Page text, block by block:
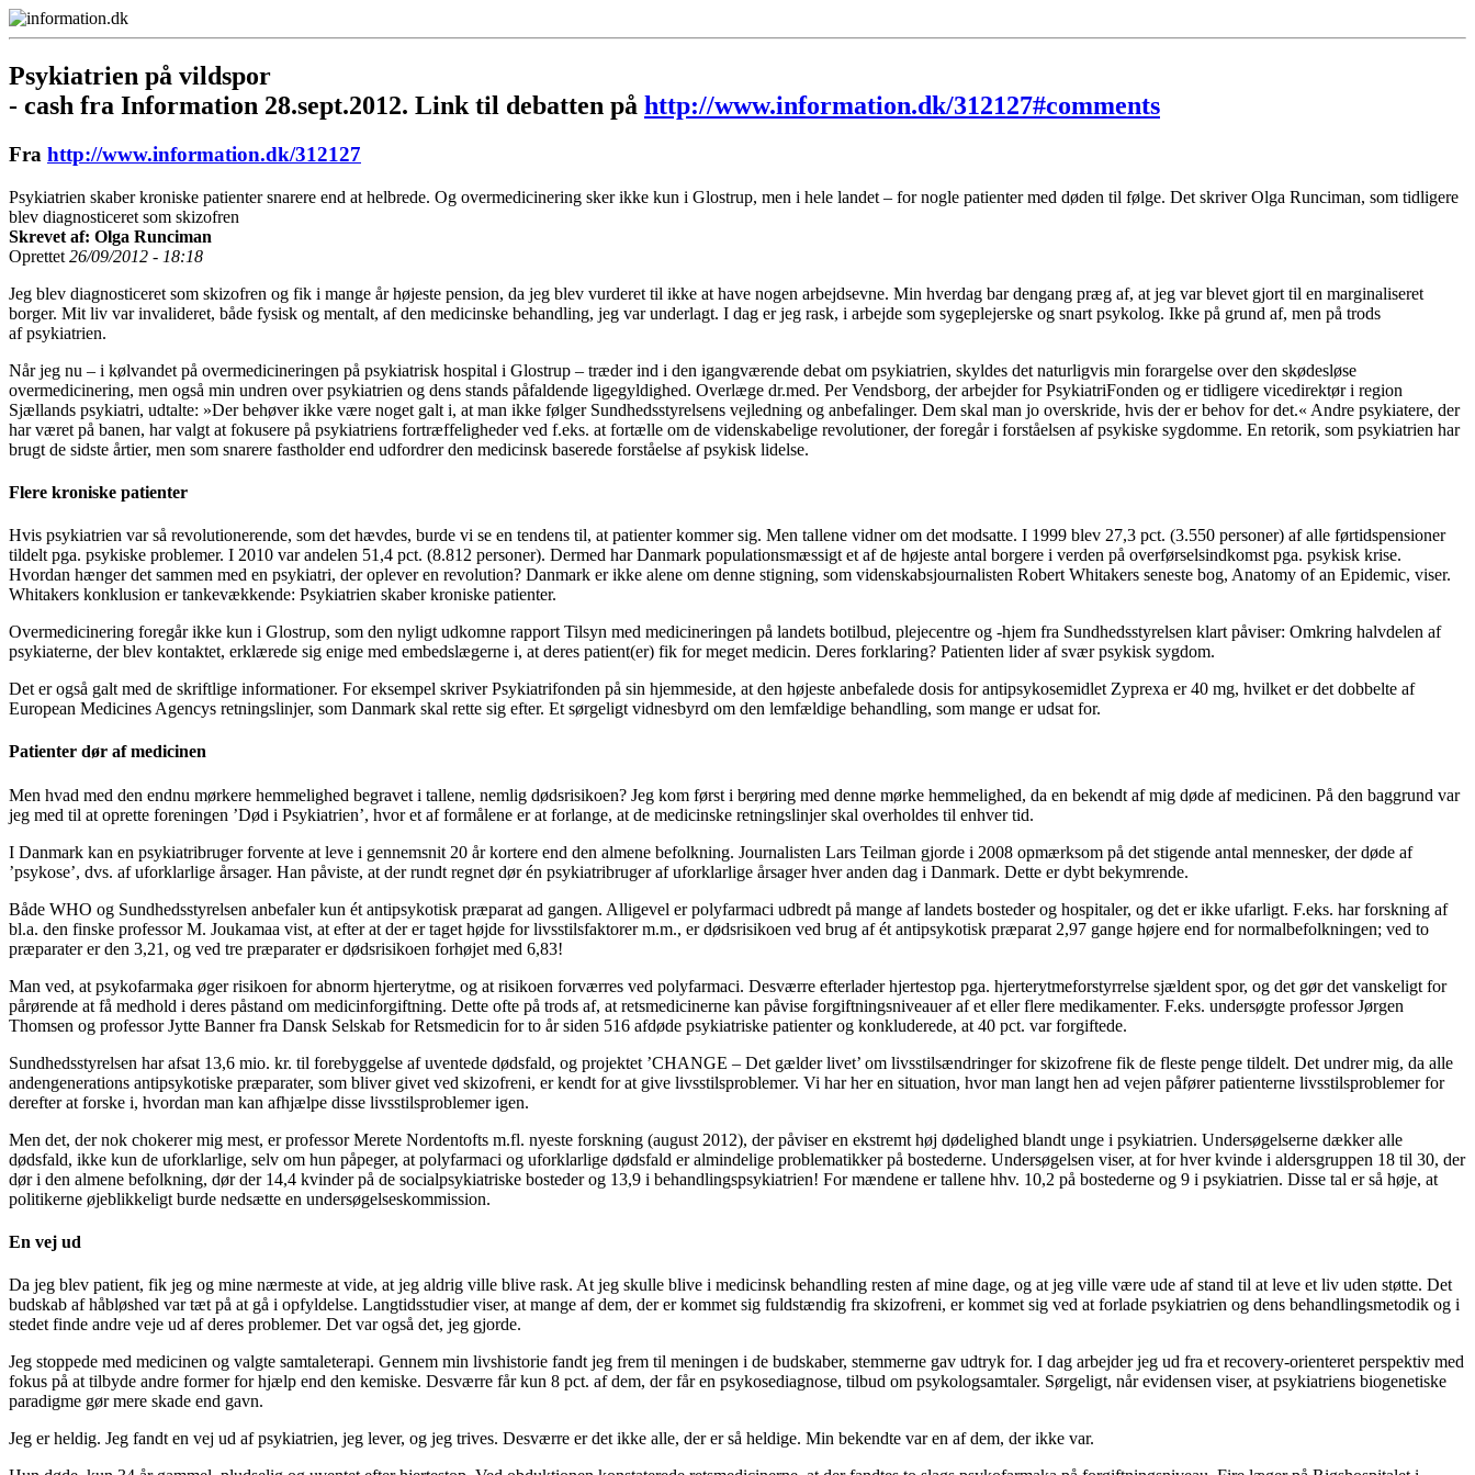
Psykiatrien på vildspor
- cash fra Information 28.sept.2012. Link til debatten på http://www.information.dk/312127#comments
Fra http://www.information.dk/312127
Psykiatrien skaber kroniske patienter snarere end at helbrede. Og overmedicinering sker ikke kun i Glostrup, men i hele landet – for nogle patienter med døden til følge. Det skriver Olga Runciman, som tidligere
blev diagnosticeret som skizofren
Skrevet af: Olga Runciman
Oprettet 26/09/2012 - 18:18
Jeg blev diagnosticeret som skizofren og fik i mange år højeste pension, da jeg blev vurderet til ikke at have nogen arbejdsevne. Min hverdag bar dengang præg af, at jeg var blevet gjort til en marginaliseret
borger. Mit liv var invalideret, både fysisk og mentalt, af den medicinske behandling, jeg var underlagt. I dag er jeg rask, i arbejde som sygeplejerske og snart psykolog. Ikke på grund af, men på trods
af psykiatrien.
Når jeg nu – i kølvandet på overmedicineringen på psykiatrisk hospital i Glostrup – træder ind i den igangværende debat om psykiatrien, skyldes det naturligvis min forargelse over den skødesløse
overmedicinering, men også min undren over psykiatrien og dens stands påfaldende ligegyldighed. Overlæge dr.med. Per Vendsborg, der arbejder for PsykiatriFonden og er tidligere vicedirektør i region
Sjællands psykiatri, udtalte: »Der behøver ikke være noget galt i, at man ikke følger Sundhedsstyrelsens vejledning og anbefalinger. Dem skal man jo overskride, hvis der er behov for det.« Andre psykiatere, der
har været på banen, har valgt at fokusere på psykiatriens fortræffeligheder ved f.eks. at fortælle om de videnskabelige revolutioner, der foregår i forståelsen af psykiske sygdomme. En retorik, som psykiatrien har
brugt de sidste årtier, men som snarere fastholder end udfordrer den medicinsk baserede forståelse af psykisk lidelse.
Flere kroniske patienter
Hvis psykiatrien var så revolutionerende, som det hævdes, burde vi se en tendens til, at patienter kommer sig. Men tallene vidner om det modsatte. I 1999 blev 27,3 pct. (3.550 personer) af alle førtidspensioner
tildelt pga. psykiske problemer. I 2010 var andelen 51,4 pct. (8.812 personer). Dermed har Danmark populationsmæssigt et af de højeste antal borgere i verden på overførselsindkomst pga. psykisk krise.
Hvordan hænger det sammen med en psykiatri, der oplever en revolution? Danmark er ikke alene om denne stigning, som videnskabsjournalisten Robert Whitakers seneste bog, Anatomy of an Epidemic, viser.
Whitakers konklusion er tankevækkende: Psykiatrien skaber kroniske patienter.
Overmedicinering foregår ikke kun i Glostrup, som den nyligt udkomne rapport Tilsyn med medicineringen på landets botilbud, plejecentre og -hjem fra Sundhedsstyrelsen klart påviser: Omkring halvdelen af
psykiaterne, der blev kontaktet, erklærede sig enige med embedslægerne i, at deres patient(er) fik for meget medicin. Deres forklaring? Patienten lider af svær psykisk sygdom.
Det er også galt med de skriftlige informationer. For eksempel skriver Psykiatrifonden på sin hjemmeside, at den højeste anbefalede dosis for antipsykosemidlet Zyprexa er 40 mg, hvilket er det dobbelte af
European Medicines Agencys retningslinjer, som Danmark skal rette sig efter. Et sørgeligt vidnesbyrd om den lemfældige behandling, som mange er udsat for.
Patienter dør af medicinen
Men hvad med den endnu mørkere hemmelighed begravet i tallene, nemlig dødsrisikoen? Jeg kom først i berøring med denne mørke hemmelighed, da en bekendt af mig døde af medicinen. På den baggrund var
jeg med til at oprette foreningen ’Død i Psykiatrien’, hvor et af formålene er at forlange, at de medicinske retningslinjer skal overholdes til enhver tid.
I Danmark kan en psykiatribruger forvente at leve i gennemsnit 20 år kortere end den almene befolkning. Journalisten Lars Teilman gjorde i 2008 opmærksom på det stigende antal mennesker, der døde af
’psykose’, dvs. af uforklarlige årsager. Han påviste, at der rundt regnet dør én psykiatribruger af uforklarlige årsager hver anden dag i Danmark. Dette er dybt bekymrende.
Både WHO og Sundhedsstyrelsen anbefaler kun ét antipsykotisk præparat ad gangen. Alligevel er polyfarmaci udbredt på mange af landets bosteder og hospitaler, og det er ikke ufarligt. F.eks. har forskning af
bl.a. den finske professor M. Joukamaa vist, at efter at der er taget højde for livsstilsfaktorer m.m., er dødsrisikoen ved brug af ét antipsykotisk præparat 2,97 gange højere end for normalbefolkningen; ved to
præparater er den 3,21, og ved tre præparater er dødsrisikoen forhøjet med 6,83!
Man ved, at psykofarmaka øger risikoen for abnorm hjerterytme, og at risikoen forværres ved polyfarmaci. Desværre efterlader hjertestop pga. hjerterytmeforstyrrelse sjældent spor, og det gør det vanskeligt for
pårørende at få medhold i deres påstand om medicinforgiftning. Dette ofte på trods af, at retsmedicinerne kan påvise forgiftningsniveauer af et eller flere medikamenter. F.eks. undersøgte professor Jørgen
Thomsen og professor Jytte Banner fra Dansk Selskab for Retsmedicin for to år siden 516 afdøde psykiatriske patienter og konkluderede, at 40 pct. var forgiftede.
Sundhedsstyrelsen har afsat 13,6 mio. kr. til forebyggelse af uventede dødsfald, og projektet ’CHANGE – Det gælder livet’ om livsstilsændringer for skizofrene fik de fleste penge tildelt. Det undrer mig, da alle
andengenerations antipsykotiske præparater, som bliver givet ved skizofreni, er kendt for at give livsstilsproblemer. Vi har her en situation, hvor man langt hen ad vejen påfører patienterne livsstilsproblemer for
derefter at forske i, hvordan man kan afhjælpe disse livsstilsproblemer igen.
Men det, der nok chokerer mig mest, er professor Merete Nordentofts m.fl. nyeste forskning (august 2012), der påviser en ekstremt høj dødelighed blandt unge i psykiatrien. Undersøgelserne dækker alle
dødsfald, ikke kun de uforklarlige, selv om hun påpeger, at polyfarmaci og uforklarlige dødsfald er almindelige problematikker på bostederne. Undersøgelsen viser, at for hver kvinde i aldersgruppen 18 til 30, der
dør i den almene befolkning, dør der 14,4 kvinder på de socialpsykiatriske bosteder og 13,9 i behandlingspsykiatrien! For mændene er tallene hhv. 10,2 på bostederne og 9 i psykiatrien. Disse tal er så høje, at
politikerne øjeblikkeligt burde nedsætte en undersøgelseskommission.
En vej ud
Da jeg blev patient, fik jeg og mine nærmeste at vide, at jeg aldrig ville blive rask. At jeg skulle blive i medicinsk behandling resten af mine dage, og at jeg ville være ude af stand til at leve et liv uden støtte. Det
budskab af håbløshed var tæt på at gå i opfyldelse. Langtidsstudier viser, at mange af dem, der er kommet sig fuldstændig fra skizofreni, er kommet sig ved at forlade psykiatrien og dens behandlingsmetodik og i
stedet finde andre veje ud af deres problemer. Det var også det, jeg gjorde.
Jeg stoppede med medicinen og valgte samtaleterapi. Gennem min livshistorie fandt jeg frem til meningen i de budskaber, stemmerne gav udtryk for. I dag arbejder jeg ud fra et recovery-orienteret perspektiv med
fokus på at tilbyde andre former for hjælp end den kemiske. Desværre får kun 8 pct. af dem, der får en psykosediagnose, tilbud om psykologsamtaler. Sørgeligt, når evidensen viser, at psykiatriens biogenetiske
paradigme gør mere skade end gavn.
Jeg er heldig. Jeg fandt en vej ud af psykiatrien, jeg lever, og jeg trives. Desværre er det ikke alle, der er så heldige. Min bekendte var en af dem, der ikke var.